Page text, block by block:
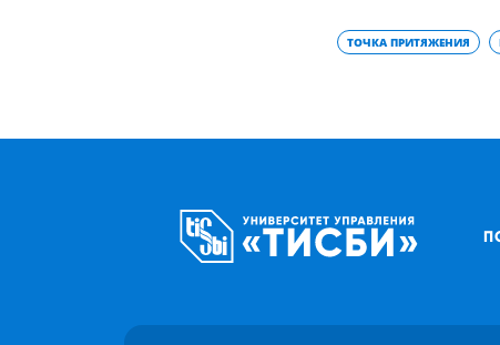
ТОЧКА ПРИТЯЖЕНИЯ